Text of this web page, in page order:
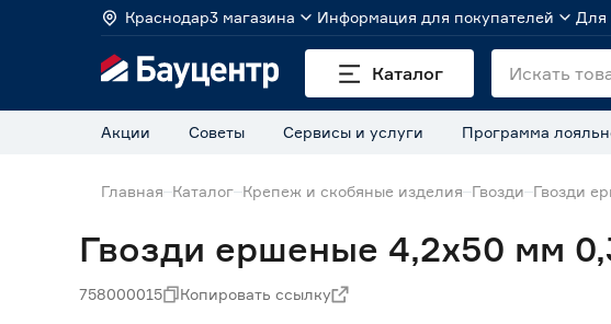
Краснодар3 магазина Информация для покупателей Для
Каталог
Акции Советы Сервисы и услуги Программа
Главная Каталог Крепеж и скобяные изделия Гвозди Гвозди
Гвозди ершеные 4,2х50 мм
758000015 Копировать ссылку